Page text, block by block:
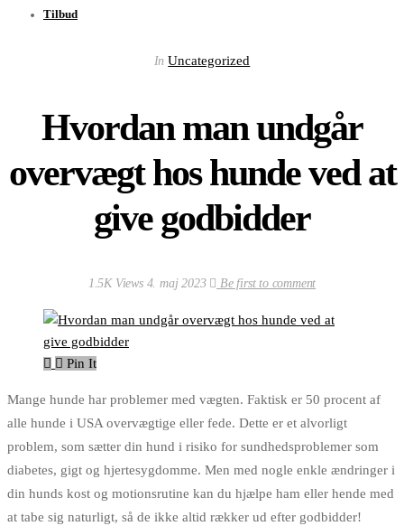
Tilbud
In Uncategorized
Hvordan man undgår
overvægt hos hunde ved at
give godbidder
1.5K Views 4. maj 2023 Be first to comment
Pin It
Mange hunde har problemer med vægten. Faktisk er 50 procent af
alle hunde i USA overvægtige eller fede. Dette er et alvorligt
problem, som sætter din hund i risiko for sundhedsproblemer som
diabetes, gigt og hjertesygdomme. Men med nogle enkle ændringer i
din hunds kost og motionsrutine kan du hjælpe ham eller hende med
at tabe sig naturligt, så de ikke altid rækker ud efter godbidder!